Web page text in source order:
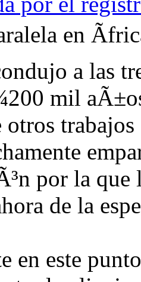
en
a las
mil
otros
por la que
de la
en este